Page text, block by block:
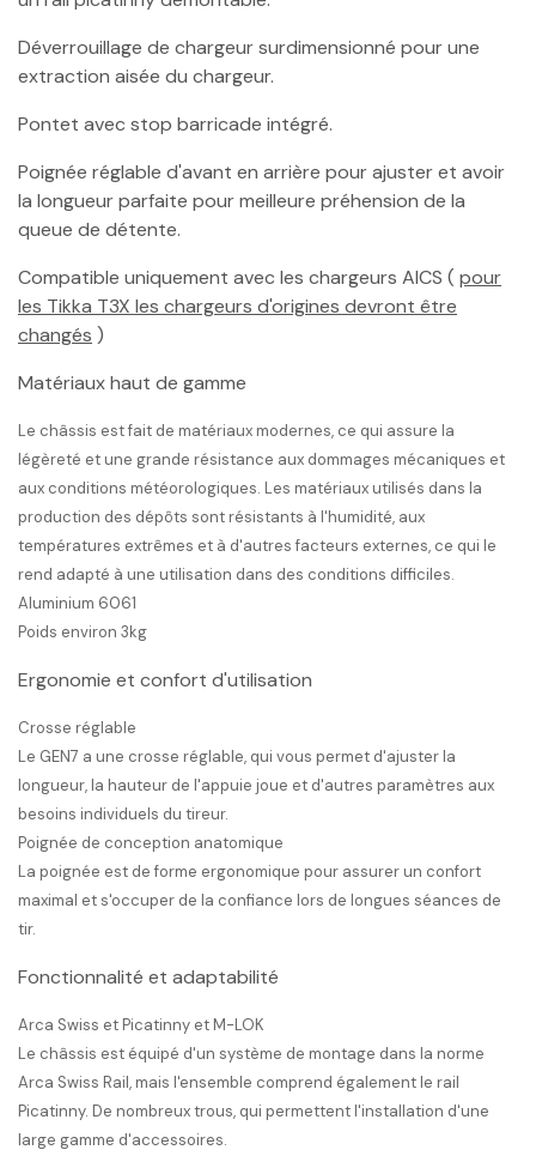
Déverrouillage de chargeur surdimensionné pour une
extraction aisée du chargeur.
Pontet avec stop barricade intégré.
Poignée réglable d'avant en arrière pour ajuster et avoir
la longueur parfaite pour meilleure préhension de la
queue de détente.
Compatible uniquement avec les chargeurs AICS ( pour
les Tikka T3X les chargeurs d'origines devront être
changés )
Matériaux haut de gamme
Le châssis est fait de matériaux modernes, ce qui assure la
légèreté et une grande résistance aux dommages mécaniques et
aux conditions météorologiques. Les matériaux utilisés dans la
production des dépôts sont résistants à l'humidité, aux
températures extrêmes et à d'autres facteurs externes, ce qui le
rend adapté à une utilisation dans des conditions difficiles.
Aluminium 6061
Poids environ 3kg
Ergonomie et confort d'utilisation
Crosse réglable
Le GEN7 a une crosse réglable, qui vous permet d'ajuster la
longueur, la hauteur de l'appuie joue et d'autres paramètres aux
besoins individuels du tireur.
Poignée de conception anatomique
La poignée est de forme ergonomique pour assurer un confort
maximal et s'occuper de la confiance lors de longues séances de
tir.
Fonctionnalité et adaptabilité
Arca Swiss et Picatinny et M-LOK
Le châssis est équipé d'un système de montage dans la norme
Arca Swiss Rail, mais l'ensemble comprend également le rail
Picatinny. De nombreux trous, qui permettent l'installation d'une
large gamme d'accessoires.